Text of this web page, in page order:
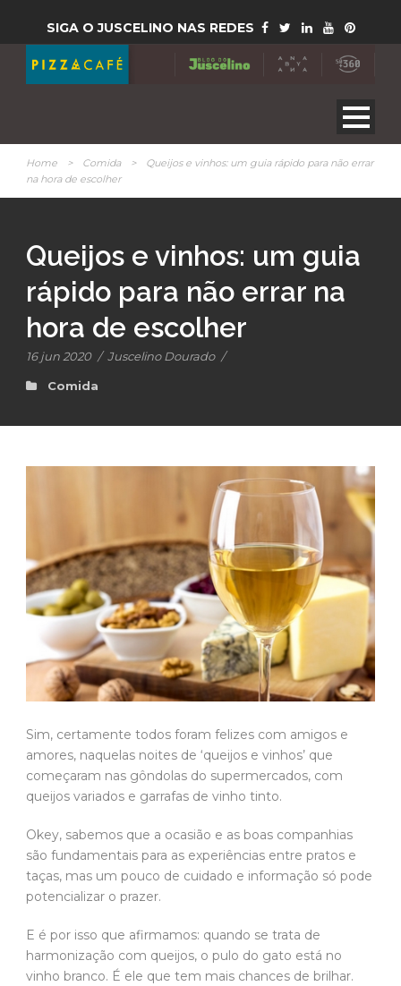
SIGA O JUSCELINO NAS REDES
Home > Comida >
Queijos e vinhos: um guia rápido para não errar
na hora de escolher
Queijos e vinhos: um guia
rápido para não errar na
hora de escolher
16 jun 2020 / Juscelino Dourado /
Comida
Sim, certamente todos foram felizes com amigos e
amores, naquelas noites de ‘queijos e vinhos’ que
começaram nas gôndolas do supermercados, com
queijos variados e garrafas de vinho tinto.
Okey, sabemos que a ocasião e as boas companhias
são fundamentais para as experiências entre pratos e
taças, mas um pouco de cuidado e informação só pode
potencializar o prazer.
E é por isso que afirmamos: quando se trata de
harmonização com queijos, o pulo do gato está no
vinho branco. É ele que tem mais chances de brilhar.